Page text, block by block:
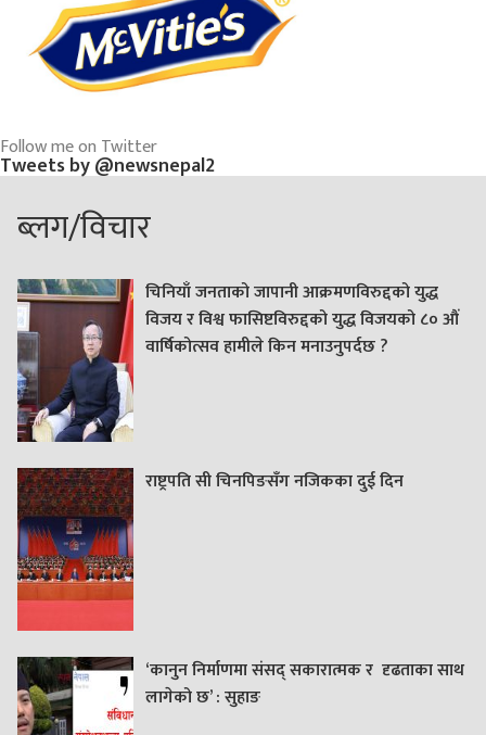
Follow me on Twitter
Tweets by @newsnepal2
ब्लग/विचार
चिनियाँ जनताको जापानी आक्रमणविरुद्दको युद्ध
विजय र विश्व फासिष्टविरुद्दको युद्ध विजयको ८० औं
वार्षिकोत्सव हामीले किन मनाउनुपर्दछ ?
राष्ट्रपति सी चिनपिङसँग नजिकका दुई दिन
‘कानुन निर्माणमा संसद् सकारात्मक र दृढताका साथ
लागेको छ’ : सुहाङ